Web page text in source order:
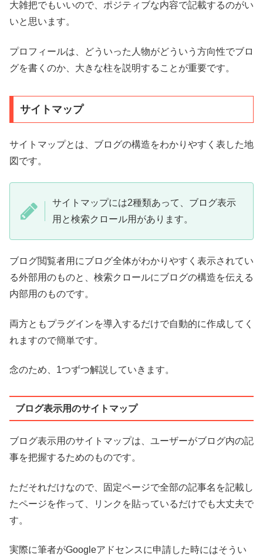
大雑把でもいいので、ポジティブな内容で記載するのがい
いと思います。
プロフィールは、どういった人物がどういう方向性でブロ
グを書くのか、大きな柱を説明することが重要です。
サイトマップ
サイトマップとは、ブログの構造をわかりやすく表した地
図です。
サイトマップには2種類あって、ブログ表示
用と検索クロール用があります。
ブログ閲覧者用にブログ全体がわかりやすく表示されてい
る外部用のものと、検索クロールにブログの構造を伝える
内部用のものです。
両方ともプラグインを導入するだけで自動的に作成してく
れますので簡単です。
念のため、1つずつ解説していきます。
ブログ表示用のサイトマップ
ブログ表示用のサイトマップは、ユーザーがブログ内の記
事を把握するためのものです。
ただそれだけなので、固定ページで全部の記事名を記載し
たページを作って、リンクを貼っているだけでも大丈夫で
す。
実際に筆者がGoogleアドセンスに申請した時にはそうい